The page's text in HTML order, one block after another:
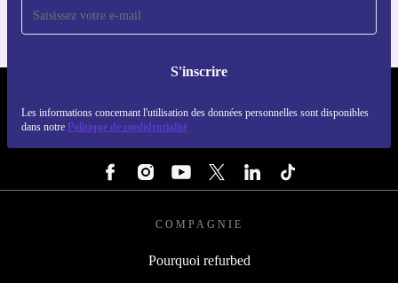
S'inscrire
Les informations concernant l'utilisation des données personnelles sont disponibles
dans notre Politique de confidentialité
COMPAGNIE
Pourquoi refurbed